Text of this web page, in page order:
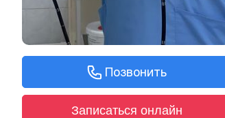
Позвонить
Записаться онлайн